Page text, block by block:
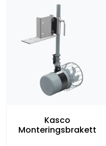
Kasco
Monteringsbrakett